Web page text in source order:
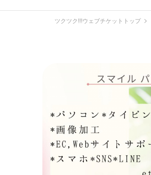
ツクツク!!!ウェブチケットトップ